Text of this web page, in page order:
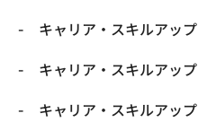
キャリア・スキルアップ
キャリア・スキルアップ
キャリア・スキルアップ